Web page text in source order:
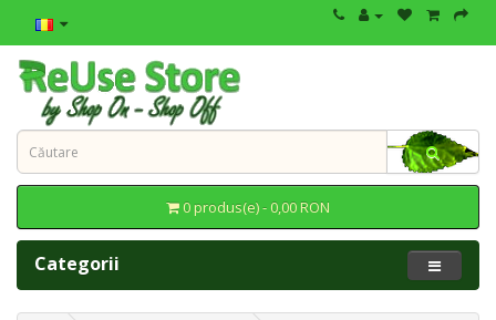
0 produs(e) - 0,00 RON
Categorii